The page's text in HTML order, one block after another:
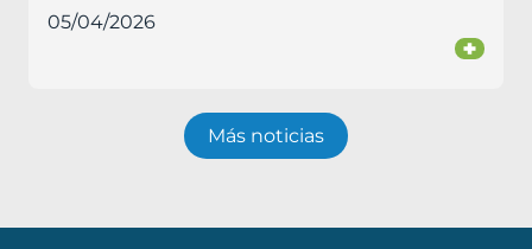
05/04/2026
+
Más noticias